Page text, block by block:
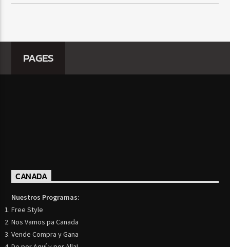
PAGES
CANADA
Nuestros Programas:
Free Style
Nos Vamos pa Canada
Vende Compra y Gana